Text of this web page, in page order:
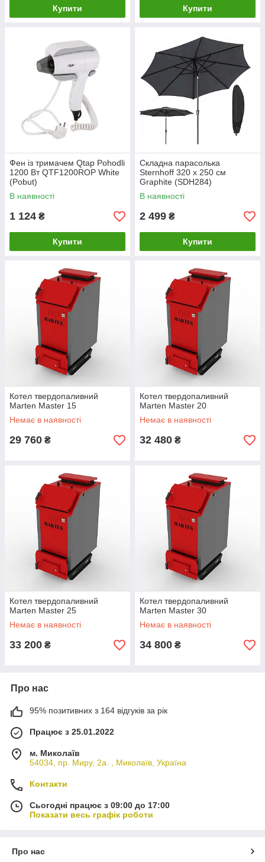
Купити Купити
Фен із тримачем Qtap Pohodli
1200 Вт QTF1200ROP White
(Pobut)
В наявності
1 124 ₴
Купити
Складна парасолька
Sternhoff 320 x 250 см
Graphite (SDH284)
В наявності
2 499 ₴
Купити
Котел твердопаливний
Marten Master 15
Немає в наявності
29 760 ₴
Котел твердопаливний
Marten Master 20
Немає в наявності
32 480 ₴
Котел твердопаливний
Marten Master 25
Немає в наявності
33 200 ₴
Котел твердопаливний
Marten Master 30
Немає в наявності
34 800 ₴
Про нас
95% позитивних з 164 відгуків за рік
Працює з 25.01.2022
м. Миколаїв
54034, пр. Миру, 2а. , Миколаїв, Україна
Контакти
Сьогодні працює з 09:00 до 17:00
Показати весь графік роботи
Про нас